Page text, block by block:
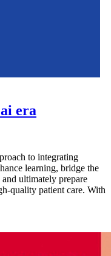
era
to integrating
learning, bridge the
ultimately prepare
quality patient care. With